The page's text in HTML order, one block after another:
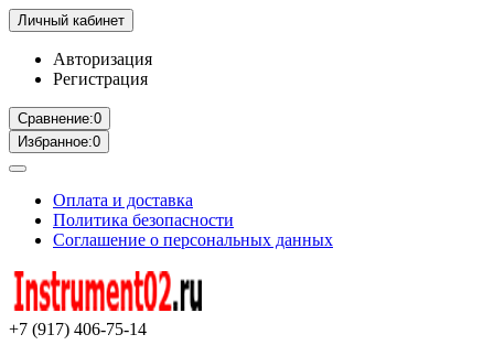
Личный кабинет
Авторизация
Регистрация
Сравнение:0
Избранное:0
Оплата и доставка
Политика безопасности
Соглашение о персональных данных
+7 (917) 406-75-14